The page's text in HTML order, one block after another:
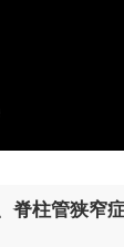
脊柱管狭窄